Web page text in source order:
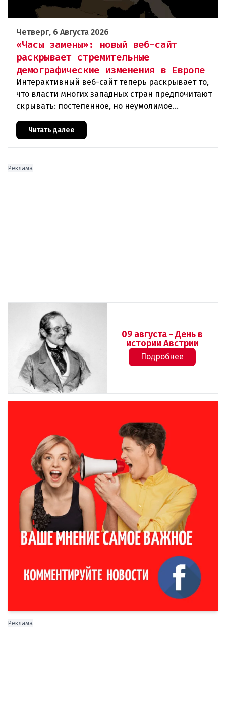
Четверг, 6 Августа 2026
«Часы замены»: новый веб-сайт
раскрывает стремительные
демографические изменения в Европе
Интерактивный веб-сайт теперь раскрывает то,
что власти многих западных стран предпочитают
скрывать: постепенное, но неумолимое
сокращение численности населения
европейского происхождения. «Часы замен
Читать далее
Реклама
09 августа - День в
истории Австрии
Подробнее
Реклама